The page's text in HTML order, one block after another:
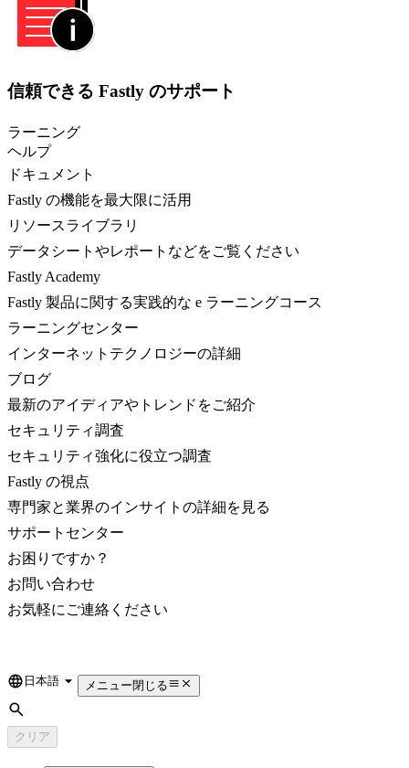
信頼できる Fastly のサポート
ラーニング
ヘルプ
ドキュメント
Fastly の機能を最大限に活用
リソースライブラリ
データシートやレポートなどをご覧ください
Fastly Academy
Fastly 製品に関する実践的な e ラーニングコース
ラーニングセンター
インターネットテクノロジーの詳細
ブログ
最新のアイディアやトレンドをご紹介
セキュリティ調査
セキュリティ強化に役立つ調査
Fastly の視点
専門家と業界のインサイトの詳細を見る
サポートセンター
お困りですか？
お問い合わせ
お気軽にご連絡ください
Language
日本語 メニュー閉じる
検索
クリア